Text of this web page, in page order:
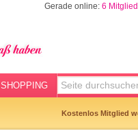
Gerade online: 6
SHOPPING
Kostenlos Mitglied